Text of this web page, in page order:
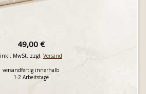
49,00 €
inkl. MwSt. zzgl. Versand
versandfertig innerhalb
1-2 Arbeitstage